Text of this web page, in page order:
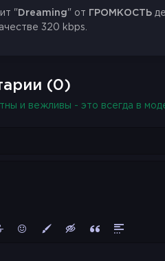
" Dreaming" от ГРОМКОСТЬ
320 kbps.
(0)
и вежливы - это всегда в